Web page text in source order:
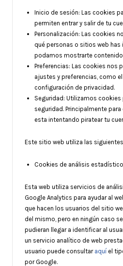
Inicio de sesión: Las cookies
permiten entrar y salir de tu
Personalización: Las cookies
qué personas o sitios web has
podamos mostrarte
Preferencias: Las cookies nos
ajustes y preferencias, como
configuración de privacidad.
Seguridad: Utilizamos
seguridad. Principalmente
esta intentando piratear tu
Este sitio web utiliza las siguientes
Cookies de análisis estadístico
Esta web utiliza servicios de
Google Analytics para ayudar al
que hacen los usuarios del sitio
del mismo, pero en ningún caso
pudieran llegar a identificar al
un servicio analítico de web
usuario puede consultar aquíel
por Google.